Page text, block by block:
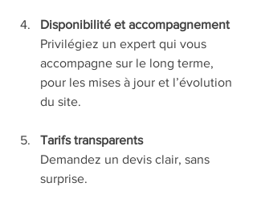
Disponibilité et accompagnement
Privilégiez un expert qui vous
accompagne sur le long terme,
pour les mises à jour et l’évolution
du site.
Tarifs transparents
Demandez un devis clair, sans
surprise.